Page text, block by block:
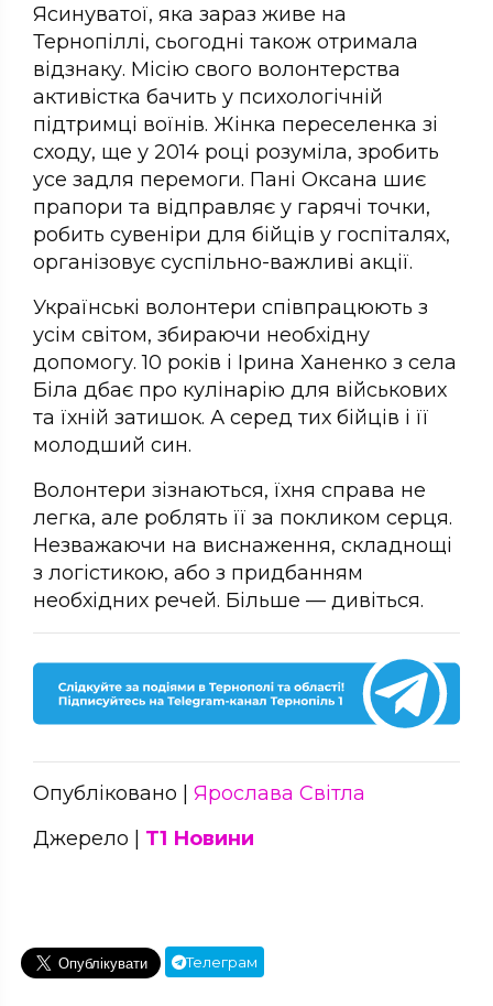
Ясинуватої, яка зараз живе на
Тернопіллі, сьогодні також отримала
відзнаку. Місію свого волонтерства
активістка бачить у психологічній
підтримці воїнів. Жінка переселенка зі
сходу, ще у 2014 році розуміла, зробить
усе задля перемоги. Пані Оксана шиє
прапори та відправляє у гарячі точки,
робить сувеніри для бійців у госпіталях,
організовує суспільно-важливі акції.
Українські волонтери співпрацюють з
усім світом, збираючи необхідну
допомогу. 10 років і Ірина Ханенко з села
Біла дбає про кулінарію для військових
та їхній затишок. А серед тих бійців і її
молодший син.
Волонтери зізнаються, їхня справа не
легка, але роблять її за покликом серця.
Незважаючи на виснаження, складнощі
з логістикою, або з придбанням
необхідних речей. Більше — дивіться.
Опубліковано | Ярослава Світла
Джерело | Т1 Новини
Телеграм